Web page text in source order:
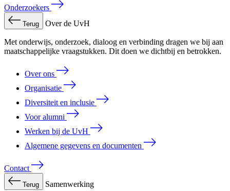
Onderzoekers
Terug Over de UvH
Met onderwijs, onderzoek, dialoog en verbinding dragen we bij aan
maatschappelijke vraagstukken. Dit doen we dichtbij en betrokken.
Over ons
Organisatie
Diversiteit en inclusie
Voor alumni
Werken bij de UvH
Algemene gegevens en documenten
Contact
Terug Samenwerking